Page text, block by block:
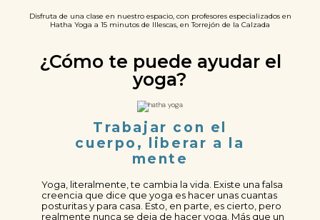
Disfruta de una clase en nuestro espacio, con profesores especializados en
Hatha Yoga a 15 minutos de Illescas, en Torrejón de la Calzada
¿Cómo te puede ayudar el
yoga?
Trabajar con el
cuerpo, liberar a la
mente
Yoga, literalmente, te cambia la vida. Existe una falsa
creencia que dice que yoga es hacer unas cuantas
posturitas y para casa. Esto, en parte, es cierto, pero
realmente nunca se deja de hacer yoga. Más que un